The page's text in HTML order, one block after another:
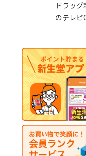
ドラッ
のテレビ